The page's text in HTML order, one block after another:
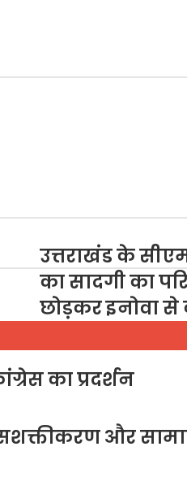
उत्तराखंड के
का सादगी का
छोड़कर इनोवा
का प्रदर्शन
सशक्तीकरण और